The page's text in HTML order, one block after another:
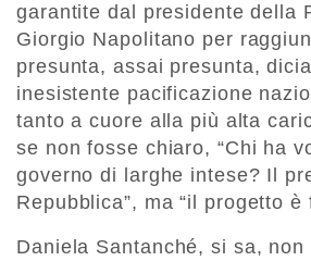
garantite dal presidente della
Giorgio Napolitano per
presunta, assai presunta,
inesistente pacificazione
tanto a cuore alla più alta
se non fosse chiaro, “Chi ha
governo di larghe intese? Il
Repubblica”, ma “il progetto
Daniela Santanché, si sa, non